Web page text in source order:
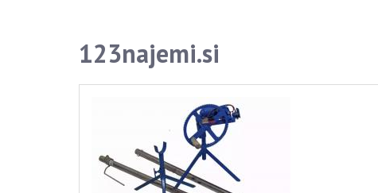
123najemi.si